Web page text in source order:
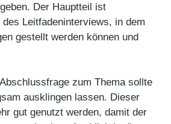
Der Hauptteil ist
Leitfadeninterviews, in dem
gestellt werden können und
zum Thema sollte
ausklingen lassen. Dieser
gut genutzt werden, damit der